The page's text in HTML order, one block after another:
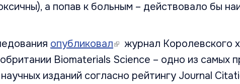
а попав к больным – действовало бы
опубликовал(link is external)
журнал Королевского
Biomaterials Science – одно из самых
изданий согласно рейтингу Journal